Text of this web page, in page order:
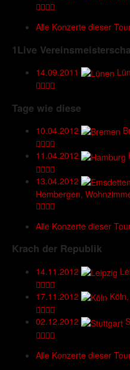
Alle Konzerte dieser
1Live
14.09.2011
Tage wie diese
10.04.2012
11.04.2012
13.04.2012
Hembergen,
Alle Konzerte dieser
Krach der Republik
14.11.2012
17.11.2012
02.12.2012
Alle Konzerte dieser